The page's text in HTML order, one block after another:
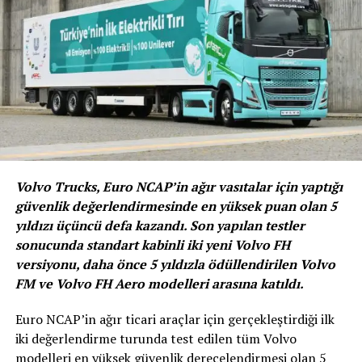
Güney Kore başta olmak üzere, tüm dünyaya hizmet
eden yapay zeka destekli mobilite platformu Jin Mobility
ile yapılan işbirliği, araçların gelişimi için de önemli bir
adım olarak değerlendiriliyor. Jin Mobility, i.M
uygulamasında iki adet IONIQ 5 RoboRide aracı
Volvo Trucks, Euro NCAP’in ağır vasıtalar için yaptığı
güvenlik değerlendirmesinde en yüksek puan olan 5
yıldızı üçüncü defa kazandı. Son yapılan testler
sonucunda standart kabinli iki yeni Volvo FH
versiyonu, daha önce 5 yıldızla ödüllendirilen Volvo
FM ve Volvo FH Aero modelleri arasına katıldı.
Euro NCAP’in ağır ticari araçlar için gerçekleştirdiği ilk
iki değerlendirme turunda test edilen tüm Volvo
modelleri en yüksek güvenlik derecelendirmesi olan 5